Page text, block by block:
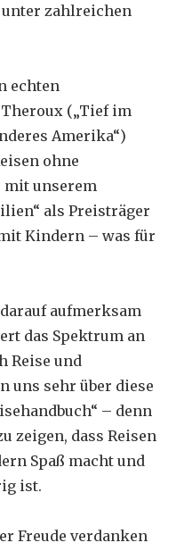
unter zahlreichen
echten
(„Tief im
Amerika“)
ohne
mit unserem
als Preisträger
Kindern – was für
aufmerksam
das Spektrum an
Reise und
uns sehr über diese
– denn
zeigen, dass Reisen
Spaß macht und
ist.
Freude verdanken